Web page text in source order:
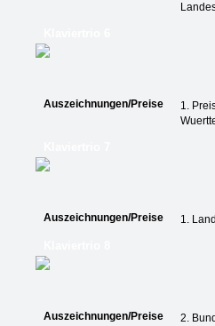
Auszeichnungen/Preise
1.
Auszeichnungen/Preise
1.
Auszeichnungen/Preise
2.